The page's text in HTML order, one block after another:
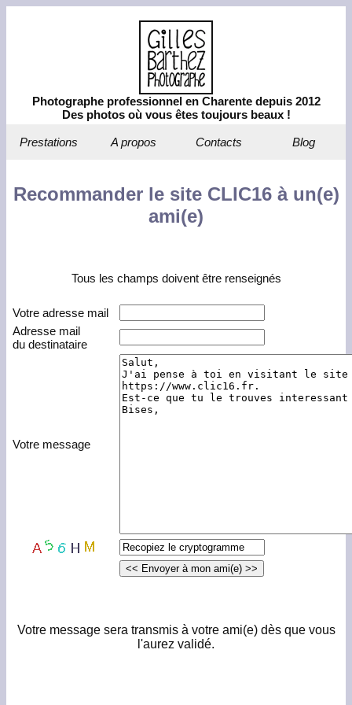
Photographe professionnel en Charente depuis 2012
Des photos où vous êtes toujours beaux !
Prestations A propos Contacts Blog
Recommander le site CLIC16 à un(e)
ami(e)
Tous les champs doivent être renseignés
Votre adresse mail
Adresse mail
du destinataire
Votre message
Votre message sera transmis à votre ami(e) dès que vous
l'aurez validé.